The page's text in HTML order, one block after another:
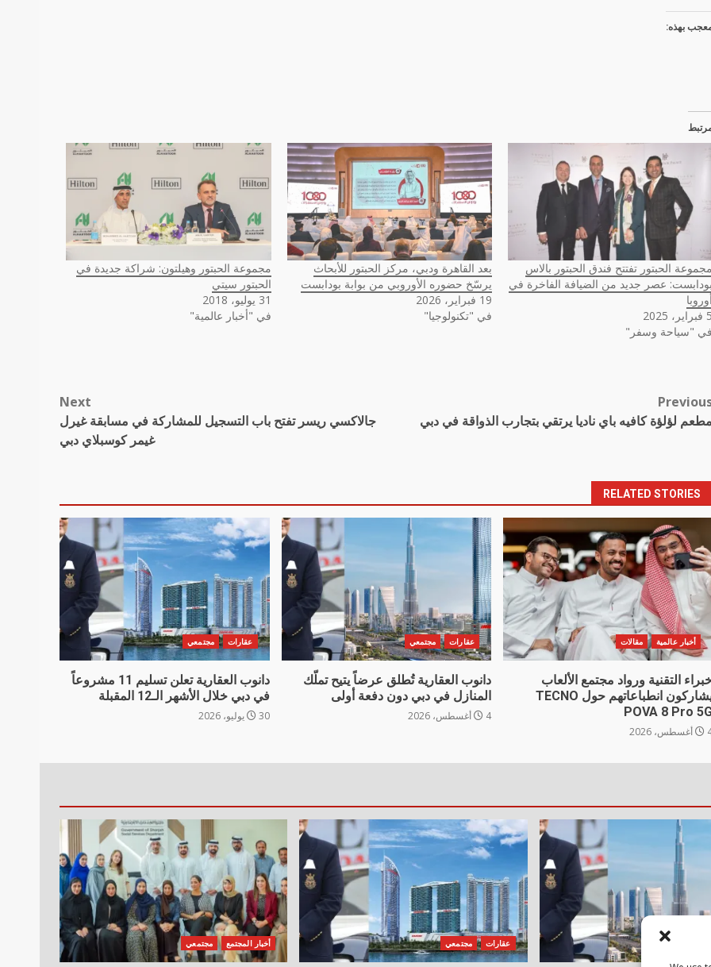
بهذه:
مجموعة الحبتور تفتتح فندق الحبتور بالاس
بودابست: عصر جديد من الضيافة الفاخرة في
أوروبا
5 فبراير، 2025
في "سياحة وسفر"
بعد القاهرة ودبي، مركز الحبتور للأبحاث
يرسّخ حضوره الأوروبي من بوابة بودابست
19 فبراير، 2026
في "تكنولوجيا"
مجموعة الحبتور وهيلتون: شراكة جديدة في
الحبتور سيتي
31 يوليو، 2018
في "أخبار عالمية"
navigation
مطعم لؤلؤة كافيه باي ناديا يرتقي بتجارب الذواقة في دبي
Next
جالاكسي ريسر تفتح باب التسجيل للمشاركة في مسابقة غيرل
غيمر كوسبلاي دبي
RELATED STORIES
أخبار عالمية مقالات
التقنية ورواد مجتمع الألعاب
يشاركون انطباعاتهم حول TECNO
POVA 8 Pro
2026
عقارات مجتمعي
دانوب العقارية تُطلق عرضاً يتيح تملّك
المنازل في دبي دون دفعة أولى
4 أغسطس، 2026
عقارات مجتمعي
دانوب العقارية تعلن تسليم 11 مشروعاً
في دبي خلال الأشهر الـ12 المقبلة
30 يوليو، 2026
عقارات مجتمعي أخبار المجتمع مجتمعي